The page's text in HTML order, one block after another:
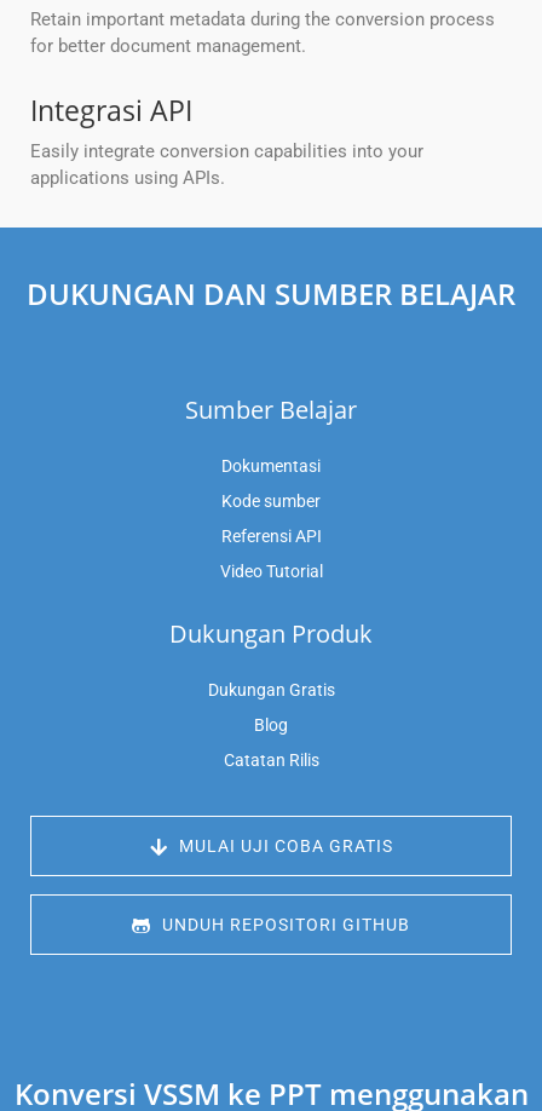
Retain important metadata during the conversion process
for better document management.
Integrasi API
Easily integrate conversion capabilities into your
applications using APIs.
DUKUNGAN DAN SUMBER BELAJAR
Sumber Belajar
Dokumentasi
Kode sumber
Referensi API
Video Tutorial
Dukungan Produk
Dukungan Gratis
Blog
Catatan Rilis
MULAI UJI COBA GRATIS
UNDUH REPOSITORI GITHUB
Konversi VSSM ke PPT menggunakan